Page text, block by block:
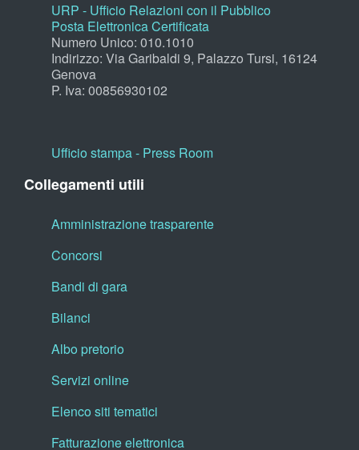
URP - Ufficio Relazioni con il Pubblico
Posta Elettronica Certificata
Numero Unico: 010.1010
Indirizzo: Via Garibaldi 9, Palazzo Tursi, 16124
Genova
P. Iva: 00856930102
Ufficio stampa - Press Room
Collegamenti utili
Amministrazione trasparente
Concorsi
Bandi di gara
Bilanci
Albo pretorio
Servizi online
Elenco siti tematici
Fatturazione elettronica